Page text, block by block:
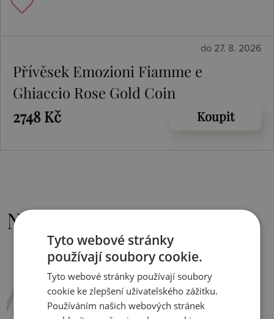
do 27. 8. 2026
Přívěsek Emozioni Fiamme e
Ghiaccio Rose Gold Coin
2748 Kč
Koupit
Nejoblíbenější
Tyto webové stránky
používají soubory cookie.
Tyto webové stránky používají soubory
cookie ke zlepšení uživatelského zážitku.
Používáním našich webových stránek